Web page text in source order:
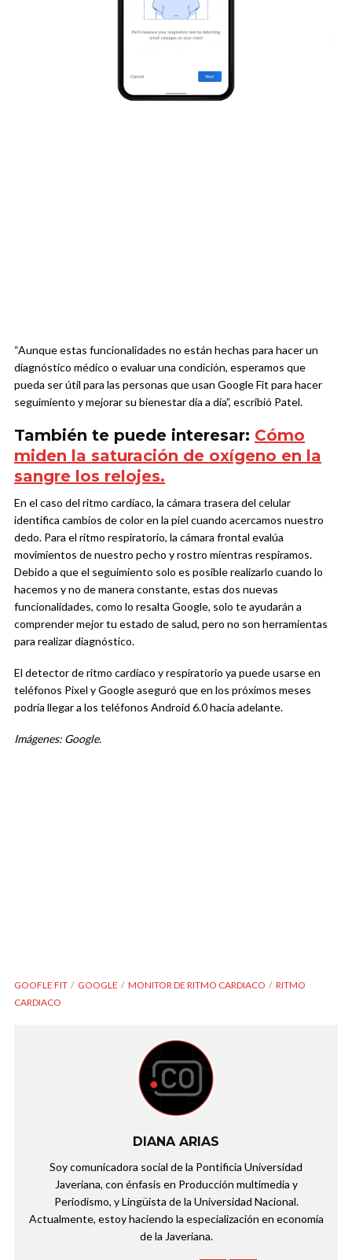
“Aunque estas funcionalidades no están hechas para hacer un
diagnóstico médico o evaluar una condición, esperamos que
pueda ser útil para las personas que usan Google Fit para hacer
seguimiento y mejorar su bienestar día a día”, escribió Patel.
También te puede interesar: Cómo
miden la saturación de oxígeno en la
sangre los relojes.
En el caso del ritmo cardíaco, la cámara trasera del celular
identifica cambios de color en la piel cuando acercamos nuestro
dedo. Para el ritmo respiratorio, la cámara frontal evalúa
movimientos de nuestro pecho y rostro mientras respiramos.
Debido a que el seguimiento solo es posible realizarlo cuando lo
hacemos y no de manera constante, estas dos nuevas
funcionalidades, como lo resalta Google, solo te ayudarán a
comprender mejor tu estado de salud, pero no son herramientas
para realizar diagnóstico.
El detector de ritmo cardíaco y respiratorio ya puede usarse en
teléfonos Pixel y Google aseguró que en los próximos meses
podría llegar a los teléfonos Android 6.0 hacia adelante.
Imágenes: Google.
GOOFLE FIT GOOGLE MONITOR DE RITMO CARDIACO
RITMO
CARDIACO
DIANA ARIAS
Soy comunicadora social de la Pontificia Universidad
Javeriana, con énfasis en Producción multimedia y
Periodismo, y Lingüista de la Universidad Nacional.
Actualmente, estoy haciendo la especialización en economía
de la Javeriana.